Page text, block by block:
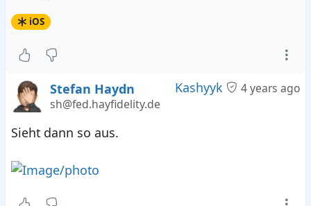
iOS
Kashyyk 4 years ago
Stefan Haydn
sh@fed.hayfidelity.de
Sieht dann so aus.